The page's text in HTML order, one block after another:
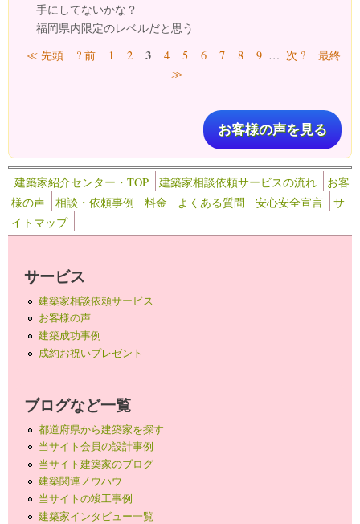
手にしてないかな？
福岡県内限定のレベルだと思う
ページ
≪ 先頭 ? 前 1 2 3 4 5 6 7 8 9 … 次 ?
最終
≫
お客様の声を見る
建築家紹介センター・TOP 建築家相談依頼サービスの流れ
お客
様の声
相談・依頼事例 料金 よくある質問 安心安全宣言
サ
イトマップ
サービス
建築家相談依頼サービス
お客様の声
建築成功事例
成約お祝いプレゼント
ブログなど一覧
都道府県から建築家を探す
当サイト会員の設計事例
当サイト建築家のブログ
建築関連ノウハウ
当サイトの竣工事例
建築家インタビュー一覧